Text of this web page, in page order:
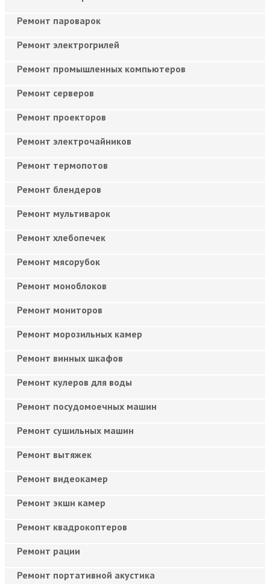
Ремонт пароварок
Ремонт электрогрилей
Ремонт промышленных компьютеров
Ремонт серверов
Ремонт проекторов
Ремонт электрочайников
Ремонт термопотов
Ремонт блендеров
Ремонт мультиварок
Ремонт хлебопечек
Ремонт мясорубок
Ремонт моноблоков
Ремонт мониторов
Ремонт морозильных камер
Ремонт винных шкафов
Ремонт кулеров для воды
Ремонт посудомоечных машин
Ремонт сушильных машин
Ремонт вытяжек
Ремонт видеокамер
Ремонт экшн камер
Ремонт квадрокоптеров
Ремонт рации
Ремонт портативной акустика